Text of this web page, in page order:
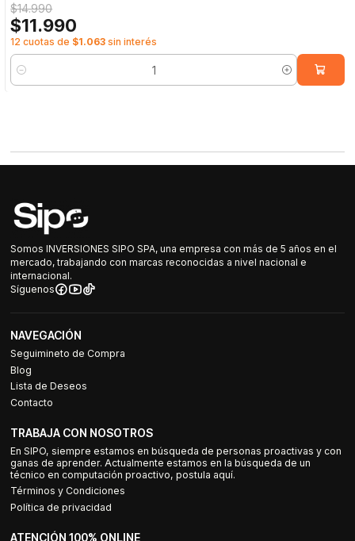
$14.990
$11.990
12 cuotas de $1.063 sin interés
Cantidad
Somos INVERSIONES SIPO SPA, una empresa con más de 5 años en el
mercado, trabajando con marcas reconocidas a nivel nacional e
internacional.
Síguenos
NAVEGACIÓN
Seguimineto de Compra
Blog
Lista de Deseos
Contacto
TRABAJA CON NOSOTROS
En SIPO, siempre estamos en búsqueda de personas proactivas y con
ganas de aprender. Actualmente estamos en la búsqueda de un
técnico en computación proactivo, postula aquí.
Términos y Condiciones
Política de privacidad
ATENCIÓN 100% ONLINE